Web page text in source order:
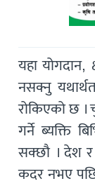
यहा
नसक्नु
रोकिएको छ ।
गर्ने ब्यक्ति
सक्छौ । देश र
कदर नभए